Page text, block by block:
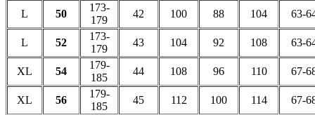
L 50
173-
179
42 100 88 104 63-
L 52
173-
179
43 104 92 108 63-
XL 54
179-
185
44 108 96 110 67-
XL 56
179-
185
45 112 100 114 67-